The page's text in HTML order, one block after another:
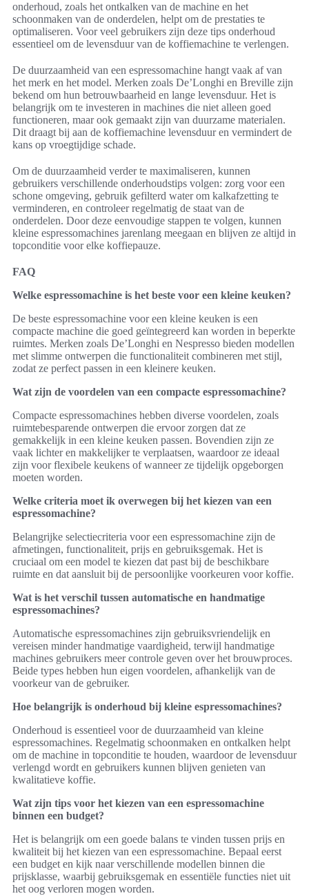
onderhoud, zoals het ontkalken van de machine en het
schoonmaken van de onderdelen, helpt om de prestaties te
optimaliseren. Voor veel gebruikers zijn deze tips onderhoud
essentieel om de levensduur van de koffiemachine te verlengen.
De duurzaamheid van een espressomachine hangt vaak af van
het merk en het model. Merken zoals De’Longhi en Breville zijn
bekend om hun betrouwbaarheid en lange levensduur. Het is
belangrijk om te investeren in machines die niet alleen goed
functioneren, maar ook gemaakt zijn van duurzame materialen.
Dit draagt bij aan de koffiemachine levensduur en vermindert de
kans op vroegtijdige schade.
Om de duurzaamheid verder te maximaliseren, kunnen
gebruikers verschillende onderhoudstips volgen: zorg voor een
schone omgeving, gebruik gefilterd water om kalkafzetting te
verminderen, en controleer regelmatig de staat van de
onderdelen. Door deze eenvoudige stappen te volgen, kunnen
kleine espressomachines jarenlang meegaan en blijven ze altijd in
topconditie voor elke koffiepauze.
FAQ
Welke espressomachine is het beste voor een kleine keuken?
De beste espressomachine voor een kleine keuken is een
compacte machine die goed geïntegreerd kan worden in beperkte
ruimtes. Merken zoals De’Longhi en Nespresso bieden modellen
met slimme ontwerpen die functionaliteit combineren met stijl,
zodat ze perfect passen in een kleinere keuken.
Wat zijn de voordelen van een compacte espressomachine?
Compacte espressomachines hebben diverse voordelen, zoals
ruimtebesparende ontwerpen die ervoor zorgen dat ze
gemakkelijk in een kleine keuken passen. Bovendien zijn ze
vaak lichter en makkelijker te verplaatsen, waardoor ze ideaal
zijn voor flexibele keukens of wanneer ze tijdelijk opgeborgen
moeten worden.
Welke criteria moet ik overwegen bij het kiezen van een
espressomachine?
Belangrijke selectiecriteria voor een espressomachine zijn de
afmetingen, functionaliteit, prijs en gebruiksgemak. Het is
cruciaal om een model te kiezen dat past bij de beschikbare
ruimte en dat aansluit bij de persoonlijke voorkeuren voor koffie.
Wat is het verschil tussen automatische en handmatige
espressomachines?
Automatische espressomachines zijn gebruiksvriendelijk en
vereisen minder handmatige vaardigheid, terwijl handmatige
machines gebruikers meer controle geven over het brouwproces.
Beide types hebben hun eigen voordelen, afhankelijk van de
voorkeur van de gebruiker.
Hoe belangrijk is onderhoud bij kleine espressomachines?
Onderhoud is essentieel voor de duurzaamheid van kleine
espressomachines. Regelmatig schoonmaken en ontkalken helpt
om de machine in topconditie te houden, waardoor de levensduur
verlengd wordt en gebruikers kunnen blijven genieten van
kwalitatieve koffie.
Wat zijn tips voor het kiezen van een espressomachine
binnen een budget?
Het is belangrijk om een goede balans te vinden tussen prijs en
kwaliteit bij het kiezen van een espressomachine. Bepaal eerst
een budget en kijk naar verschillende modellen binnen die
prijsklasse, waarbij gebruiksgemak en essentiële functies niet uit
het oog verloren mogen worden.